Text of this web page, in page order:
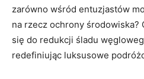
zarówno wśród entuzjastów
na rzecz ochrony środowiska?
się do redukcji śladu
redefiniując luksusowe